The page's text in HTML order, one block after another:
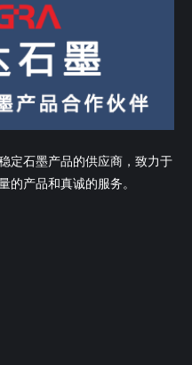
定石墨产品的供应商，致力于
的产品和真诚的服务。